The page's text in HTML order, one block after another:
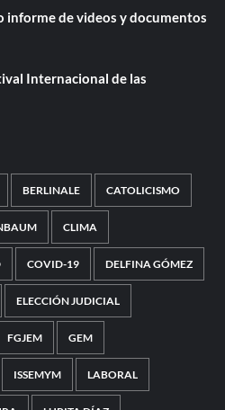
informe de videos y documentos
Internacional de las
BERLINALE CATOLICISMO
CLIMA
COVID-19 DELFINA GÓMEZ
ELECCIÓN JUDICIAL
FGJEM GEM
ISSEMYM LABORAL